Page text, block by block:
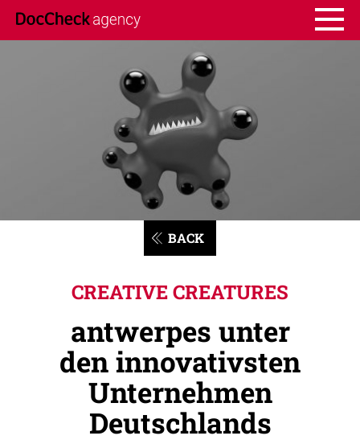
BACK
CREATIVE CREATURES
antwerpes unter
den innovativsten
Unternehmen
Deutschlands